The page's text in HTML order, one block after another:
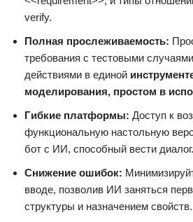
verify.
Полная прослеживаемость:
требования с тестовыми
действиями в единой
моделирования, простом в
Гибкие платформы: Доступ к
функциональную настольную
бот с ИИ, способный вести диалог.
Снижение ошибок:
вводе, позволив ИИ заняться
структуры и назначением свойств.